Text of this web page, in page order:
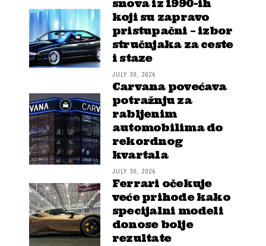
snova iz 1990-ih
koji su zapravo
pristupačni – izbor
stručnjaka za ceste
i staze
JULY 30, 2026
Carvana povećava
potražnju za
rabljenim
automobilima do
rekordnog
kvartala
JULY 30, 2026
Ferrari očekuje
veće prihode kako
specijalni modeli
donose bolje
rezultate